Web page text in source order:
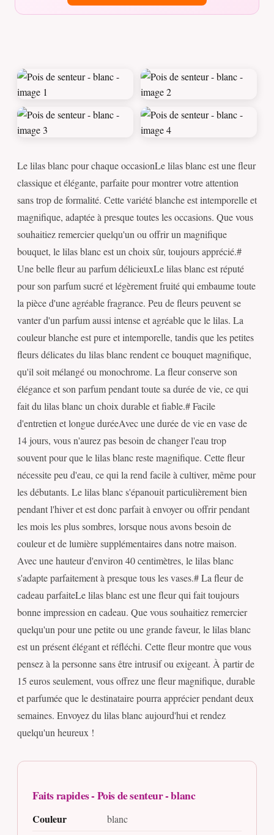
Le lilas blanc pour chaque occasionLe lilas blanc est une fleur
classique et élégante, parfaite pour montrer votre attention
sans trop de formalité. Cette variété blanche est intemporelle et
magnifique, adaptée à presque toutes les occasions. Que vous
souhaitiez remercier quelqu'un ou offrir un magnifique
bouquet, le lilas blanc est un choix sûr, toujours apprécié.#
Une belle fleur au parfum délicieuxLe lilas blanc est réputé
pour son parfum sucré et légèrement fruité qui embaume toute
la pièce d'une agréable fragrance. Peu de fleurs peuvent se
vanter d'un parfum aussi intense et agréable que le lilas. La
couleur blanche est pure et intemporelle, tandis que les petites
fleurs délicates du lilas blanc rendent ce bouquet magnifique,
qu'il soit mélangé ou monochrome. La fleur conserve son
élégance et son parfum pendant toute sa durée de vie, ce qui
fait du lilas blanc un choix durable et fiable.# Facile
d'entretien et longue duréeAvec une durée de vie en vase de
14 jours, vous n'aurez pas besoin de changer l'eau trop
souvent pour que le lilas blanc reste magnifique. Cette fleur
nécessite peu d'eau, ce qui la rend facile à cultiver, même pour
les débutants. Le lilas blanc s'épanouit particulièrement bien
pendant l'hiver et est donc parfait à envoyer ou offrir pendant
les mois les plus sombres, lorsque nous avons besoin de
couleur et de lumière supplémentaires dans notre maison.
Avec une hauteur d'environ 40 centimètres, le lilas blanc
s'adapte parfaitement à presque tous les vases.# La fleur de
cadeau parfaiteLe lilas blanc est une fleur qui fait toujours
bonne impression en cadeau. Que vous souhaitiez remercier
quelqu'un pour une petite ou une grande faveur, le lilas blanc
est un présent élégant et réfléchi. Cette fleur montre que vous
pensez à la personne sans être intrusif ou exigeant. À partir de
15 euros seulement, vous offrez une fleur magnifique, durable
et parfumée que le destinataire pourra apprécier pendant deux
semaines. Envoyez du lilas blanc aujourd'hui et rendez
quelqu'un heureux !
Faits rapides - Pois de senteur - blanc
Couleur blanc